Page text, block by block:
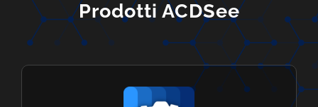
Prodotti ACDSee